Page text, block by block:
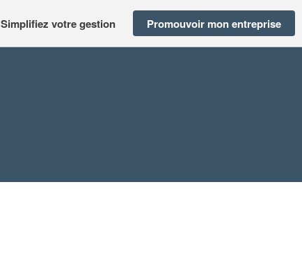
Simplifiez votre gestion Promouvoir mon entreprise